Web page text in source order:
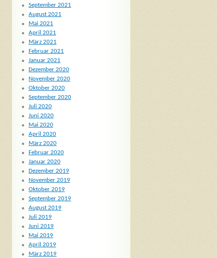
September 2021
August 2021
Mai 2021
April 2021
März 2021
Februar 2021
Januar 2021
Dezember 2020
November 2020
Oktober 2020
September 2020
Juli 2020
Juni 2020
Mai 2020
April 2020
März 2020
Februar 2020
Januar 2020
Dezember 2019
November 2019
Oktober 2019
September 2019
August 2019
Juli 2019
Juni 2019
Mai 2019
April 2019
März 2019